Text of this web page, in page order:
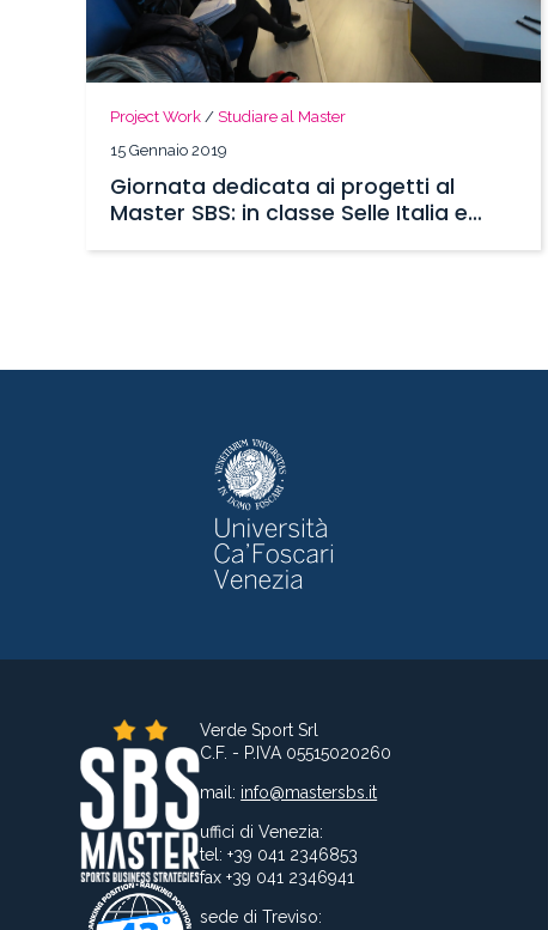
Project Work / Studiare al Master
15 Gennaio 2019
Giornata dedicata ai progetti al
Master SBS: in classe Selle Italia e
Verde Sport Srl
C.F. - P.IVA 05515020260
mail: info@mastersbs.it
uffici di Venezia:
tel: +39 041 2346853
fax +39 041 2346941
sede di Treviso: